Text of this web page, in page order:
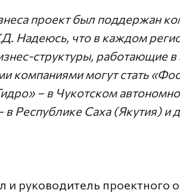
проект был поддержан
Надеюсь, что в каждом
структуры, работающие в
компаниями могут стать
– в Чукотском
Республике Саха (Якутия) и
и руководитель проектного